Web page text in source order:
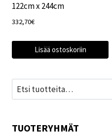
122cm x 244cm
332,70€
Lisää ostoskoriin
Etsi:
TUOTERYHMÄT